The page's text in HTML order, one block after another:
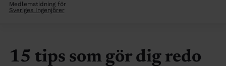
Medlemstidning för
Sveriges Ingenjörer
15 tips som gör dig redo